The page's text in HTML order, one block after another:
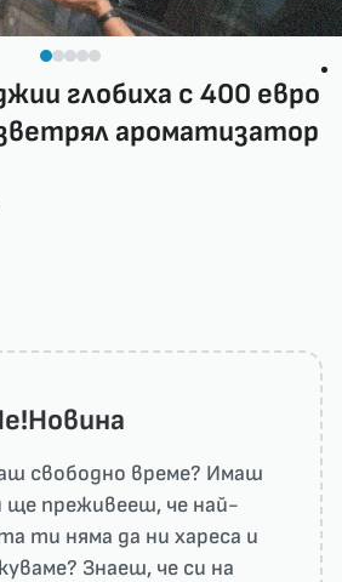
глобиха с 400 евро
ароматизатор
свободно време? Имаш
ще преживееш, че най-
ти няма да ни харесa и
Знаеш, че си на